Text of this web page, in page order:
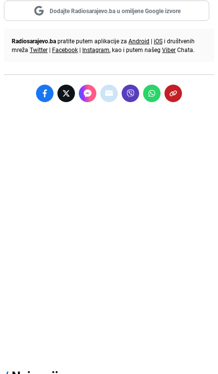
Dodajte Radiosarajevo.ba u omiljene Google izvore
Radiosarajevo.bapratite putem aplikacije za Android | iOS i društvenih
mreža Twitter | Facebook | Instagram, kao i putem našeg ViberChata.